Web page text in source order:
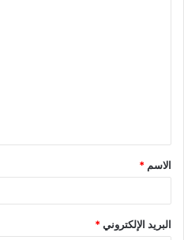
الاسم *
البريد الإلكتروني*